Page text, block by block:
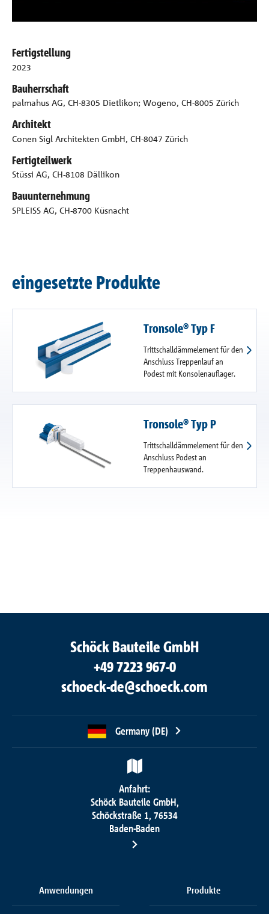
Fertigstellung
2023
Bauherrschaft
palmahus AG, CH-8305 Dietlikon; Wogeno, CH-8005 Zürich
Architekt
Conen Sigl Architekten GmbH, CH-8047 Zürich
Fertigteilwerk
Stüssi AG, CH-8108 Dällikon
Bauunternehmung
SPLEISS AG, CH-8700 Küsnacht
eingesetzte Produkte
Tronsole® Typ F
Trittschalldämmelement für den
Anschluss Treppenlauf an
Podest mit Konsolenauflager.
Tronsole® Typ P
Trittschalldämmelement für den
Anschluss Podest an
Treppenhauswand.
Schöck Bauteile GmbH
+49 7223 967-0
schoeck-de@schoeck.com
Germany (DE)
Anfahrt:
Schöck Bauteile GmbH,
Schöckstraße 1, 76534
Baden-Baden
Anwendungen Produkte